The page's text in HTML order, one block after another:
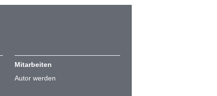
Mitarbeiten
Autor werden